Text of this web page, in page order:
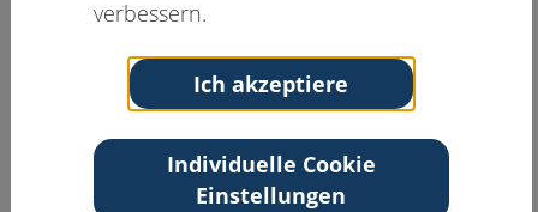
verbessern.
Ich akzeptiere
Individuelle Cookie
Einstellungen
Schmerztagesklinik
Ottobeuren der
Kreisklinik Ottobeuren
Memminger Str. 31
Tel: 08331-7925505
Email:U.Boehme-
Kuhnt@kkh.unterallgaeu.de